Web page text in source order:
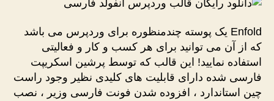
Enfold یک پوسته چندمنظوره برای وردپرس می باشد
که از آن می توانید برای هر کسب و کار و فعالیتی
استفاده نمایید! این قالب که توسط پرشین اسکریپت
فارسی شده دارای قابلیت های کلیدی نظیر وجود راست
چین استاندارد ، افزوده شدن فونت فارسی وزیر ، نصب